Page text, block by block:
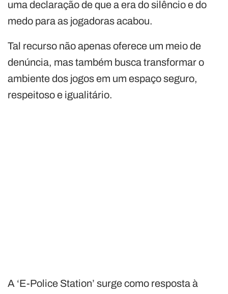
uma declaração de que a era do silêncio e do
medo para as jogadoras acabou.
Tal recurso não apenas oferece um meio de
denúncia, mas também busca transformar o
ambiente dos jogos em um espaço seguro,
respeitoso e igualitário.
A ‘E-Police Station’ surge como resposta à